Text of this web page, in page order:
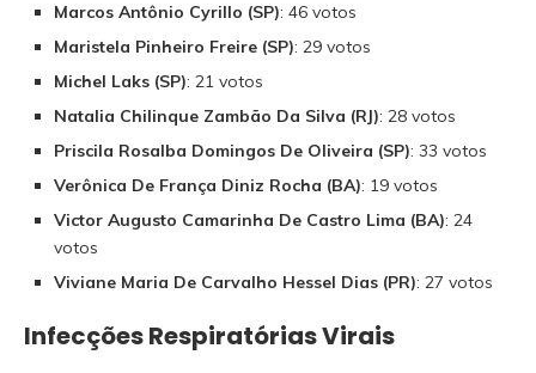
Marcos Antônio Cyrillo (SP): 46 votos
Maristela Pinheiro Freire (SP): 29 votos
Michel Laks (SP): 21 votos
Natalia Chilinque Zambão Da Silva (RJ): 28 votos
Priscila Rosalba Domingos De Oliveira (SP): 33 votos
Verônica De França Diniz Rocha (BA): 19 votos
Victor Augusto Camarinha De Castro Lima (BA): 24
votos
Viviane Maria De Carvalho Hessel Dias (PR): 27 votos
Infecções Respiratórias Virais